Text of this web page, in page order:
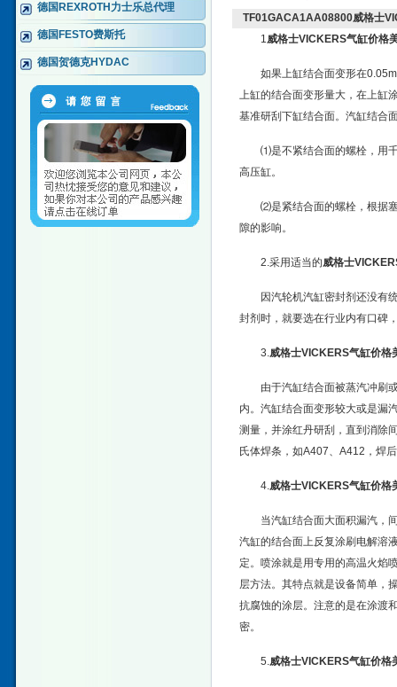
德国REXROTH力士乐总代理
德国FESTO费斯托
德国贺德克HYDAC
TF01GACA1AA08800威格士
1威格士VICKERS气缸价格
如果上缸结合面变形在
上缸的结合面变形量大，在上缸
基准研刮下缸结合面。汽缸结合
⑴是不紧结合面的螺栓，用
高压缸。
⑵是紧结合面的螺栓，根据
隙的影响。
2.采用适当的威格士
因汽轮机汽缸密封剂还没有
封剂时，就要选在行业内有口碑
3.威格士VICKERS气缸价格
由于汽缸结合面被蒸汽冲刷
内。汽缸结合面变形较大或是漏
测量，并涂红丹研刮，直到消除
氏体焊条，如A407、A412，焊
4.威格士VICKERS气缸价格
当汽缸结合面大面积漏汽，
汽缸的结合面上反复涂刷电解溶
定。喷涂就是用专用的高温火焰
层方法。其特点就是设备简单
抗腐蚀的涂层。注意的是在涂渡
密。
5.威格士VICKERS气缸价格